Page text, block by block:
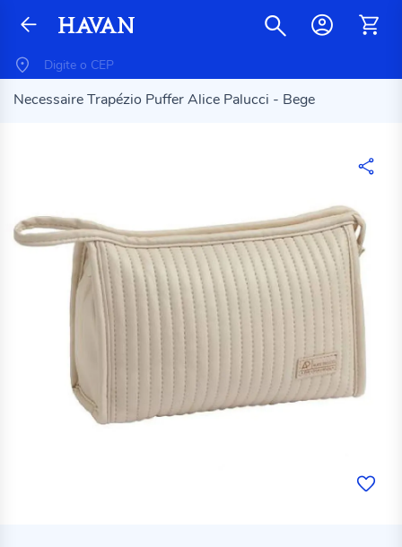
Necessaire Trapézio Puffer Alice Palucci - Bege